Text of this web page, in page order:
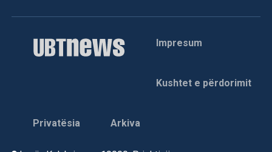
caktohet në një moment të dytë, ndërsa mbetet e paqartë
subjekteve politike. /E.A/
Impresum
Kushtet e përdorimit
Privatësia Arkiva